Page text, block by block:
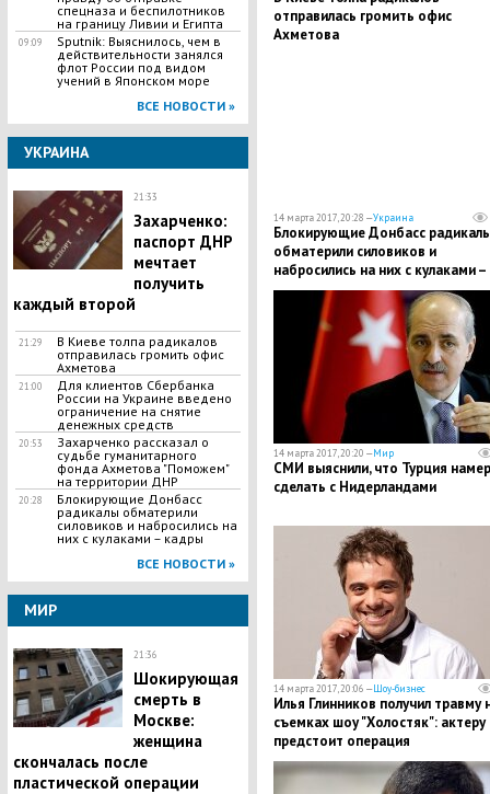
спецназа и беспилотников
на границу Ливии и Египта
09:09
Sputnik: Выяснилось, чем в
действительности занялся
флот России под видом
учений в Японском море
ВСЕ НОВОСТИ »
УКРАИНА
21:33
Захарченко:
паспорт ДНР
мечтает
получить
каждый второй
21:29
В Киеве толпа радикалов
отправилась громить офис
Ахметова
21:00
Для клиентов Сбербанка
России на Украине введено
ограничение на снятие
денежных средств
20:53
Захарченко рассказал о
судьбе гуманитарного
фонда Ахметова "Поможем"
на территории ДНР
20:28
Блокирующие Донбасс
радикалы обматерили
силовиков и набросились на
них с кулаками – кадры
ВСЕ НОВОСТИ »
МИР
21:36
​Шокирующая
смерть в
Москве:
женщина
скончалась после
пластической операции
отправилась громить офис
Ахметова
14 марта 2017, 20:28 —Украина
Блокирующие Донбасс
обматерили силовиков и
набросились на них с кулаками –
кадры
14 марта 2017, 20:20 —Мир
СМИ выяснили, что Турция
сделать с Нидерландами
14 марта 2017, 20:06 —Шоу-бизнес
Илья Глинников получил травму
съемках шоу "Холостяк": актеру
предстоит операция